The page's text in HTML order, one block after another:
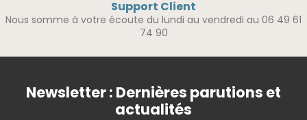
Support Client
Nous somme à votre écoute du lundi au vendredi au 06 49 61
74 90
Newsletter : Dernières parutions et
actualités